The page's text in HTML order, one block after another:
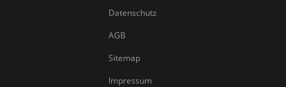
Datenschutz
AGB
Sitemap
Impressum